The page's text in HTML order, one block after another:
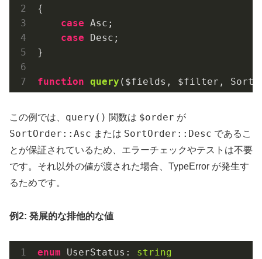
{
case Asc;
case Desc;
}
function query ($fields, $filter,
この例では、 query() 関数は $order が
SortOrder::Asc または SortOrder::Desc であるこ
とが保証されているため、エラーチェックやテストは不要
です。それ以外の値が渡された場合、TypeError が発生す
るためです。
例2: 発展的な排他的な値
enum UserStatus: string